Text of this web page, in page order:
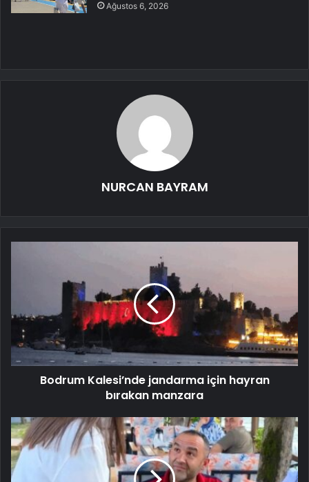
Ağustos 6, 2026
NURCAN BAYRAM
Bodrum Kalesi’nde jandarma için hayran
bırakan manzara